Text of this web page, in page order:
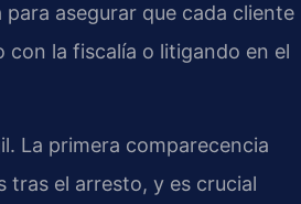
asegurar que cada cliente
con la fiscalía o litigando en el
La primera comparecencia
tras el arresto, y es crucial